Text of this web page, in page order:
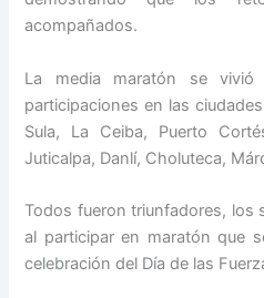
acompañados.
La media maratón se
participaciones en las
Sula, La Ceiba, Puerto
Juticalpa, Danlí, Choluteca,
Todos fueron triunfadores, los
al participar en maratón que
celebración del Día de las